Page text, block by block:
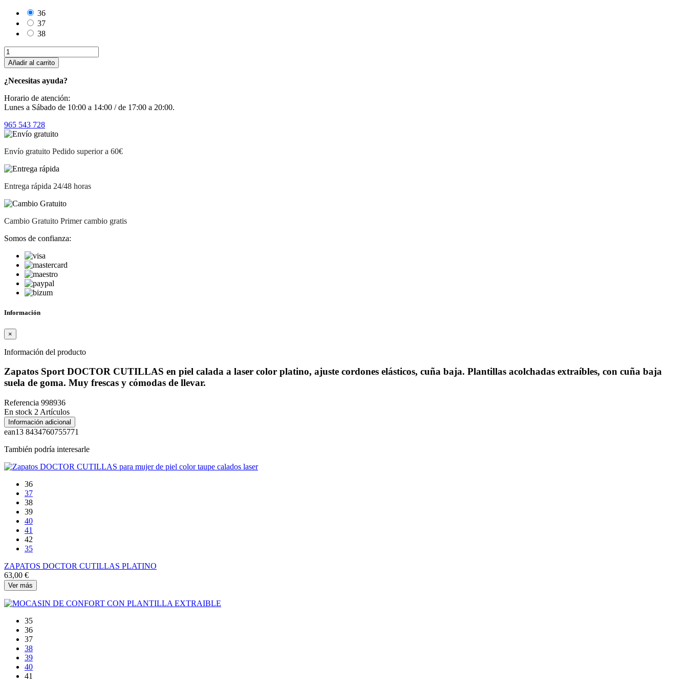
36
37
38
Añadir al carrito
¿Necesitas ayuda?
Horario de atención:
Lunes a Sábado de 10:00 a 14:00 / de 17:00 a 20:00.
965 543 728
Envío gratuito Pedido superior a 60€
Entrega rápida 24/48 horas
Cambio Gratuito Primer cambio gratis
Somos de confianza:
Información
×
Información del producto
Zapatos Sport DOCTOR CUTILLAS en piel calada a laser color platino, ajuste cordones elásticos, cuña baja. Plantillas acolchadas extraíbles, con cuña baja
suela de goma. Muy frescas y cómodas de llevar.
Referencia 998936
En stock 2 Artículos
Información adicional
ean13 8434760755771
También podría interesarle
36
37
38
39
40
41
42
35
ZAPATOS DOCTOR CUTILLAS PLATINO
63,00 €
Ver más
35
36
37
38
39
40
41